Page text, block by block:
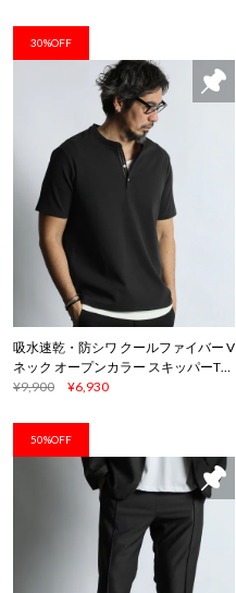
30%OFF
吸水速乾・防シワ クールファイバー V
ネック オープンカラー スキッパーTシ
ャツ
¥9,900 ¥6,930
50%OFF